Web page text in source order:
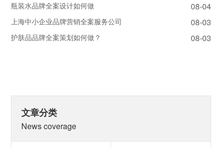
瓶装水品牌全案设计如何做 08-04
上海中小企业品牌营销全案服务公司 08-03
护肤品品牌全案策划如何做？ 08-03
文章分类
News coverage